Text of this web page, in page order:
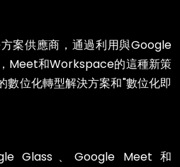
案供應商，通過利用與Google
Meet和Workspace的這種新策
數位化轉型解決方案和"數位化即
Glass、Google Meet 和